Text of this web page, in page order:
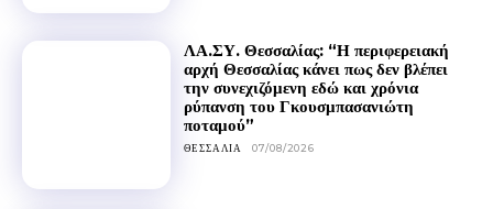
ΛΑ.ΣΥ. Θεσσαλίας: “Η περιφερειακή
αρχή Θεσσαλίας κάνει πως δεν βλέπει
την συνεχιζόμενη εδώ και χρόνια
ρύπανση του Γκουσμπασανιώτη
ποταμού”
ΘΕΣΣΑΛΊΑ 07/08/2026